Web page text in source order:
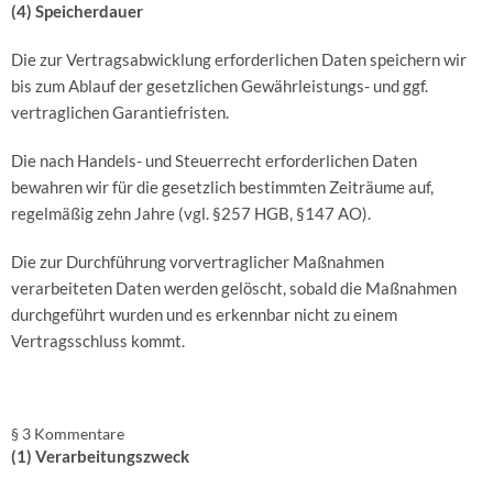
(4) Speicherdauer
Die zur Vertragsabwicklung erforderlichen Daten speichern wir
bis zum Ablauf der gesetzlichen Gewährleistungs- und ggf.
vertraglichen Garantiefristen.
Die nach Handels- und Steuerrecht erforderlichen Daten
bewahren wir für die gesetzlich bestimmten Zeiträume auf,
regelmäßig zehn Jahre (vgl. §257 HGB, §147 AO).
Die zur Durchführung vorvertraglicher Maßnahmen
verarbeiteten Daten werden gelöscht, sobald die Maßnahmen
durchgeführt wurden und es erkennbar nicht zu einem
Vertragsschluss kommt.
§ 3 Kommentare
(1) Verarbeitungszweck